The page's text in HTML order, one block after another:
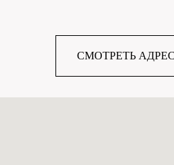
СМОТРЕТЬ